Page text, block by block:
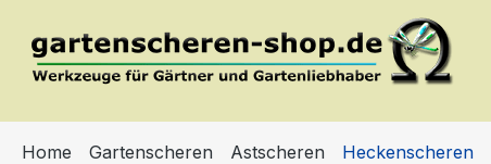
Home Gartenscheren Astscheren Heckenscheren